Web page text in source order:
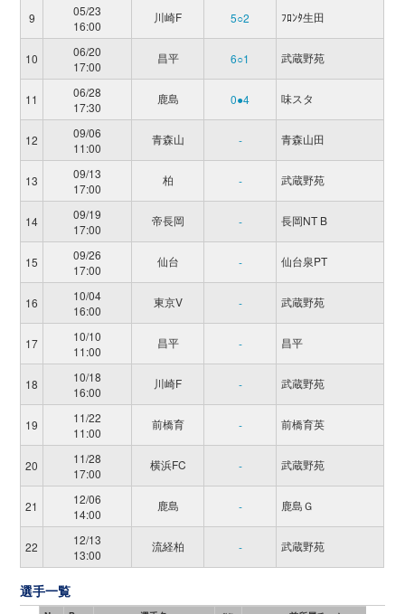
9
05/23
16:00
川崎F 5○2 ﾌﾛﾝﾀ生田
10
06/20
17:00
昌平 6○1 武蔵野苑
11
06/28
17:30
鹿島 0●4 味スタ
12
09/06
11:00
青森山 - 青森山田
13
09/13
17:00
柏 - 武蔵野苑
14
09/19
17:00
帝長岡 - 長岡NT B
15
09/26
17:00
仙台 - 仙台泉PT
16
10/04
16:00
東京V - 武蔵野苑
17
10/10
11:00
昌平 - 昌平
18
10/18
16:00
川崎F - 武蔵野苑
19
11/22
11:00
前橋育 - 前橋育英
20
11/28
17:00
横浜FC - 武蔵野苑
21
12/06
14:00
鹿島 - 鹿島Ｇ
22
12/13
13:00
流経柏 - 武蔵野苑
選手一覧